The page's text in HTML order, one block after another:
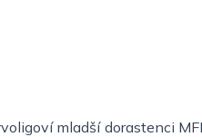
mladší dorastenci